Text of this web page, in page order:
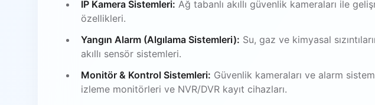
IP Kamera Sistemleri: Ağ tabanlı akıllı güvenlik kameraları ile
özellikleri.
Yangın Alarm (Algılama Sistemleri): Su, gaz ve kimyasal
akıllı sensör sistemleri.
Monitör & Kontrol Sistemleri: Güvenlik kameraları ve alarm
izleme monitörleri ve NVR/DVR kayıt cihazları.